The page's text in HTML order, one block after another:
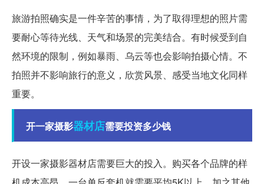
旅游拍照确实是一件辛苦的事情，为了取得理想的照片需
要耐心等待光线、天气和场景的完美结合。有时候受到自
然环境的限制，例如暴雨、乌云等也会影响拍摄心情。不
拍照并不影响旅行的意义，欣赏风景、感受当地文化同样
重要。
开一家摄影器材店需要投资多少钱
开设一家摄影器材店需要巨大的投入。购买各个品牌的样